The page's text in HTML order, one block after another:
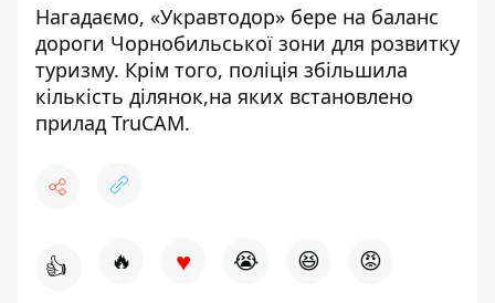
Нагадаємо, «Укравтодор» бере на баланс
дороги Чорнобильської зони для розвитку
туризму. Крім того, поліція збільшила
кількість ділянок,на яких встановлено
прилад TruCAM.
👍 🔥 ♥ 😭 😆 😡